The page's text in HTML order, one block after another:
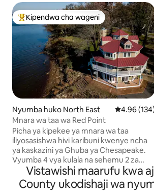
Kipendwa maarufu cha wageni
Kipendwa cha wageni
Nyumba huko North East Ukadiriaji
4.96
Mnara wa taa wa Red Point
Picha ya kipekee ya mnara wa taa
iliyosasishwa hivi karibuni kwenye ncha
ya kaskazini ya Ghuba ya Chesapeake.
Vyumba 4 vya kulala na sehemu 2 za
kulala, nyumba inaweza kulala hadi 14
katika vitanda 6 (wafalme 3, malkia 1,
maradufu 2) na kitanda kimoja cha sofa
Vistawishi maarufu kwa
County ukodishaji wa